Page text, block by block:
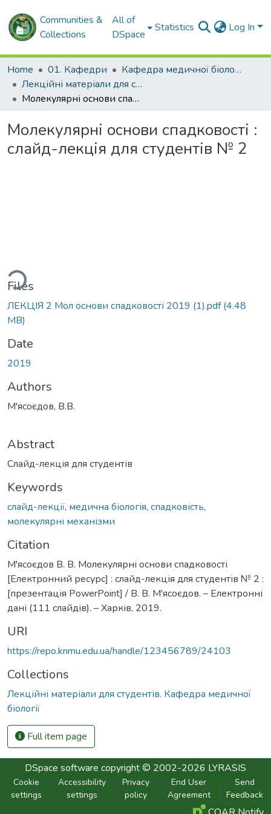
Communities &
Collections
All of
DSpace
Statistics Log In
Home 01. Кафедри
Кафедра медичної біології
Лекційні матеріали для студентів. Кафедра медичної біології
Молекулярні основи спадковості : слайд-лекція для студентів № 2
Молекулярні основи спадковості :
слайд-лекція для студентів № 2
Files
ЛЕКЦІЯ 2 Мол основи спадковості 2019 (1).pdf(4.48
MB)
Date
2019
Authors
М'ясоєдов, В.В.
Abstract
Слайд-лекція для студентів
Keywords
слайд-лекції, медична біологія, спадковість,
молекулярні механізми
Citation
М'ясоєдов В. В. Молекулярні основи спадковості
[Електронний ресурс] : слайд-лекція для студентів № 2 :
[презентація PowerPoint] / В. В. М'ясоєдов. – Електронні
дані (111 слайдів). – Харків, 2019.
URI
https://repo.knmu.edu.ua/handle/123456789/24103
Collections
Лекційні матеріали для студентів. Кафедра медичної
біології
Full item page
DSpace software copyright © 2002-2026 LYRASIS
Cookie
settings
Accessibility
settings
Privacy
policy
End User
Agreement
Send
Feedback